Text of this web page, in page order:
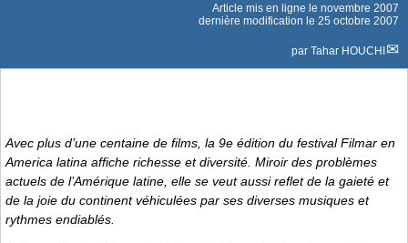
Article mis en ligne le novembre 2007
dernière modification le 25 octobre 2007
par Tahar HOUCHI
Avec plus d’une centaine de films, la 9e édition du festival Filmar en
America latina affiche richesse et diversité. Miroir des problèmes
actuels de l’Amérique latine, elle se veut aussi reflet de la gaieté et
de la joie du continent véhiculées par ses diverses musiques et
rythmes endiablés.